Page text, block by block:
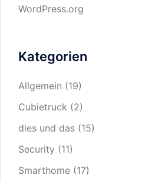
WordPress.org
Kategorien
Allgemein (19)
Cubietruck (2)
dies und das (15)
Security (11)
Smarthome (17)